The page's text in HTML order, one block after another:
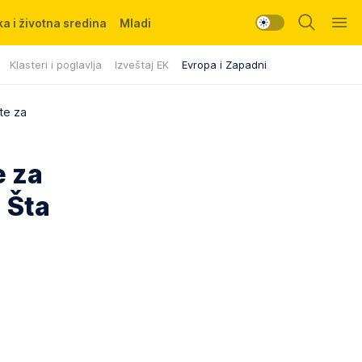
Klasteri i poglavlja Izveštaj EK Evropa i Zapadni Balkan
i životna sredina Mladi
za
za